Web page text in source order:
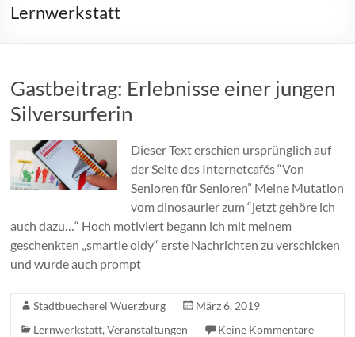
Lernwerkstatt
Gastbeitrag: Erlebnisse einer jungen
Silversurferin
Dieser Text erschien ursprünglich auf
der Seite des Internetcafés “Von
Senioren für Senioren” Meine Mutation
vom dinosaurier zum “jetzt gehöre ich
auch dazu…“ Hoch motiviert begann ich mit meinem
geschenkten „smartie oldy“ erste Nachrichten zu verschicken
und wurde auch prompt
Stadtbuecherei Wuerzburg
März 6, 2019
Lernwerkstatt,Veranstaltungen
Keine Kommentare